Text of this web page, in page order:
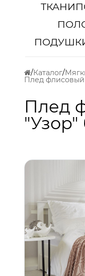
ТКАНИ
Каталог
Плед
Плед